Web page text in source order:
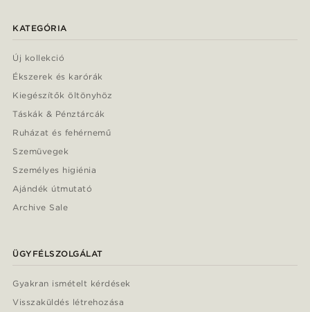
KATEGÓRIA
Új kollekció
Ékszerek és karórák
Kiegészítők öltönyhöz
Táskák & Pénztárcák
Ruházat és fehérnemű
Szemüvegek
Személyes higiénia
Ajándék útmutató
Archive Sale
ÜGYFÉLSZOLGÁLAT
Gyakran ismételt kérdések
Visszaküldés létrehozása